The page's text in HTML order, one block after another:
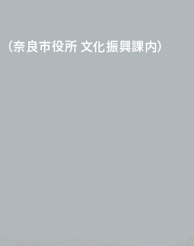
（奈良市役所 文化振興課内）